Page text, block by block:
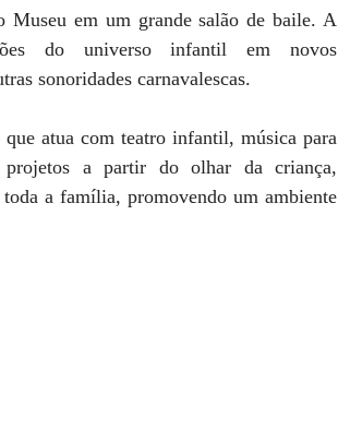
Museu em um grande salão de baile. A
do universo infantil em novos
sonoridades carnavalescas.
atua com teatro infantil, música para
projetos a partir do olhar da criança,
toda a família, promovendo um ambiente